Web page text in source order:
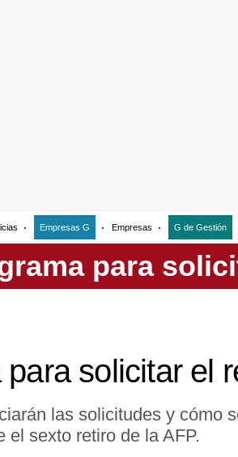
Empresas G Empresas G de Gestión
solicitar el
las solicitudes y cómo
el sexto retiro de la AFP.